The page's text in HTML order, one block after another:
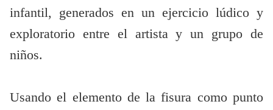
infantil, generados en un ejercicio lúdico y
exploratorio entre el artista y un grupo de
niños.
Usando el elemento de la fisura como punto